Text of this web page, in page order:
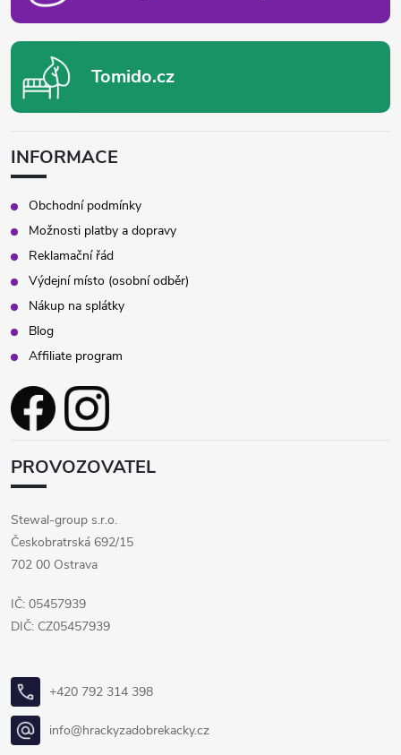
Tomido.cz
INFORMACE
Obchodní podmínky
Možnosti platby a dopravy
Reklamační řád
Výdejní místo (osobní odběr)
Nákup na splátky
Blog
Affiliate program
PROVOZOVATEL
Stewal-group s.r.o.
Českobratrská 692/15
702 00 Ostrava
IČ: 05457939
DIČ: CZ05457939
+420 792 314 398
info@hrackyzadobrekacky.cz